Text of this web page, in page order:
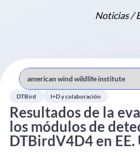
Noticias /
DTBird I+D y colaboración
Resultados de la
los módulos de
DTBirdV4D4 en EE.